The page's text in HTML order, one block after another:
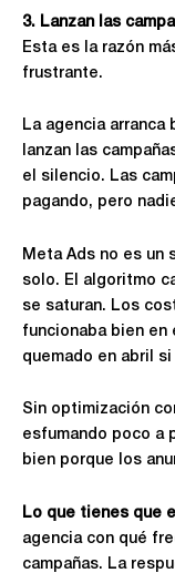
3. Lanzan las
Esta es la razón
frustrante.
La agencia arranca
lanzan las
el silencio. Las
pagando, pero
Meta Ads no es un
solo. El algoritmo
se saturan. Los
funcionaba bien en
quemado en abril
Sin optimización
esfumando poco a
bien porque los
Lo que tienes que
agencia con qué
campañas. La